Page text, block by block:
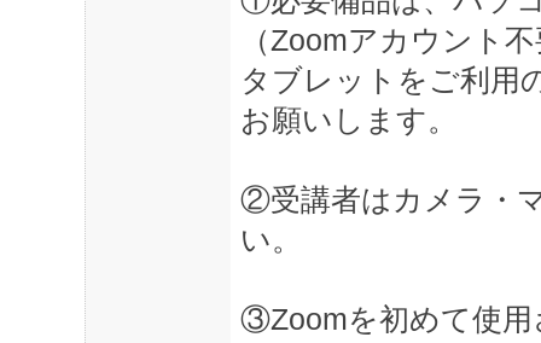
（Zoomアカウント
タブレットをご利用
お願いします。
②受講者はカメラ・
い。
③Zoomを初めて使用